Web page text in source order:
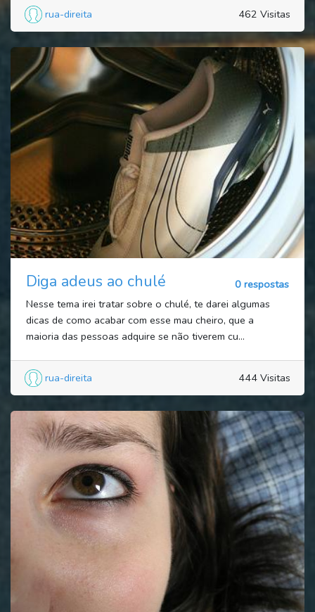
rua-direita 462 Visitas
Diga adeus ao chulé
0 respostas
Nesse tema irei tratar sobre o chulé, te darei algumas
dicas de como acabar com esse mau cheiro, que a
maioria das pessoas adquire se não tiverem cu...
rua-direita 444 Visitas